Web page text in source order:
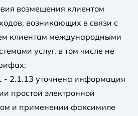
возмещения клиентом
возникающих в связи с
клиентам международными
услуг, в том числе не
- 2.1.13 уточнена информация
простой электронной
и применении факсимиле